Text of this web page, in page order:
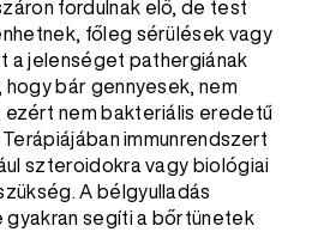
fordulnak elő, de test
főleg sérülések vagy
a jelenséget pathergiának
hogy bár gennyesek, nem
nem bakteriális eredetű
immunrendszert
szteroidokra vagy biológiai
A bélgyulladás
gyakran segíti a bőrtünetek